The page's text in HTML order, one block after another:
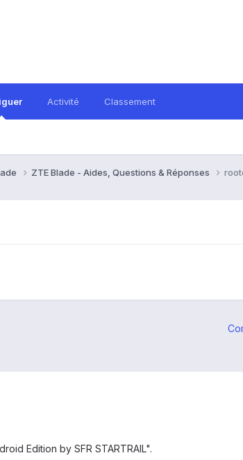
Activité Classement
ZTE Blade - Aides, Questions & Réponses
Edition by SFR STARTRAIL".